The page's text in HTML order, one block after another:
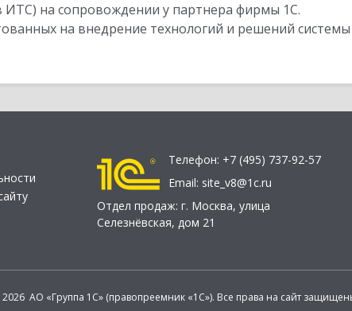
ИТС) на сопровождении у партнера фирмы 1С.
на внедрение технологий и решений
Телефон: +7 (495) 737-92-57
Email: site_v8@1c.ru
Отдел продаж: г. Москва, улица
Селезнёвская, дом 21
АО «Группа 1С» (правопреемник «1С»). Все права на сайт